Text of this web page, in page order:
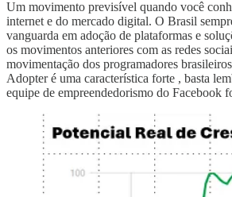
Um movimento previsível quando você
internet e do mercado digital. O Brasil
vanguarda em adoção de plataformas e
os movimentos anteriores com as redes
movimentação dos programadores
Adopter é uma característica forte , basta
equipe de empreendedorismo do Facebook